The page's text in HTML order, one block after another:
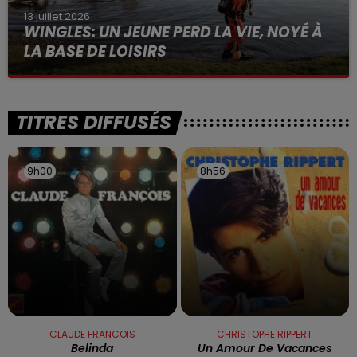
13 juillet 2026
WINGLES: UN JEUNE PERD LA VIE, NOYÉ À
LA BASE DE LOISIRS
La victime a coulé à pic
TITRES DIFFUSÉS
9h00
9h00
CLAUDE FRANCOIS
Belinda
8h56
8h56
CHRISTOPHE RIPPERT
Un Amour De Vacances